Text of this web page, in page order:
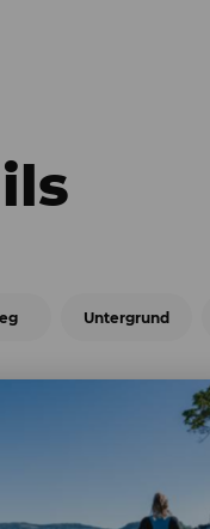
Untergrund